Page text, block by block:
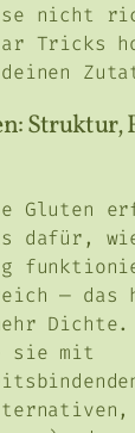
nicht
Tricks
Struktur,
Gluten
dafür,
— das
Dichte.
sie mit